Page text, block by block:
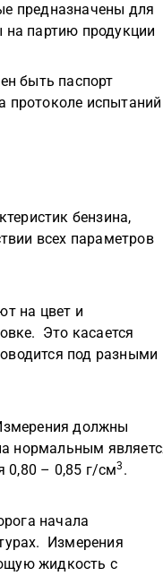
предназначены для
партию продукции
быть паспорт
испытаний
бензина,
всех параметров
на цвет и
Это касается
под разными
должны
нормальным
0,80 – 0,85 г/см3 .
начала
Измерения
жидкость с